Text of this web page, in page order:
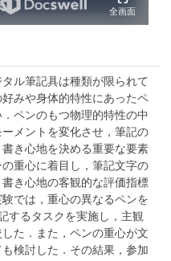
ル筆記具は種類が限られて
みや身体的特性にあったペ
ペンのもつ物理的特性の中
メントを変化させ，筆記の
き心地を決める重要な要素
重心に着目し，筆記文字の
き心地の客観的な評価指標
では，重心の異なるペンを
するタスクを実施し，主観
た．また，ペンの重心が文
検討した．その結果，参加